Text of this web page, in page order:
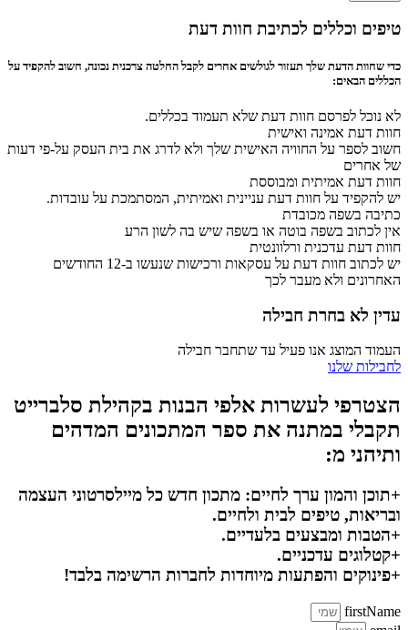
טיפים וכללים לכתיבת חוות דעת
כדי שחוות הדעת שלך תעזור לגולשים אחרים לקבל החלטה צרכנית נכונה, חשוב להקפיד על
הכללים הבאים:
לא נוכל לפרסם חוות דעת שלא תעמוד בכללים.
חוות דעת אמינה ואישית
חשוב לספר על החוויה האישית שלך ולא לדרג את בית העסק על-פי דעות
של אחרים
חוות דעת אמיתית ומבוססת
יש להקפיד על חוות דעת עניינית ואמיתית, המסתמכת על עובדות.
כתיבה בשפה מכובדת
אין לכתוב בשפה בוטה או בשפה שיש בה לשון הרע
חוות דעת עדכנית ורלוונטית
יש לכתוב חוות דעת על עסקאות ורכישות שנעשו ב-12 החודשים
האחרונים ולא מעבר לכך
עדין לא בחרת חבילה
העמוד המוצג אנו פעיל עד שתחבר חבילה
לחבילות שלנו
הצטרפי לעשרות אלפי הבנות בקהילת סלברייט
תקבלי במתנה את ספר המתכונים המדהים
ותיהני מ:
+תוכן והמון ערך לחיים: מתכון חדש כל מיילסרטוני העצמה
ובריאות, טיפים לבית ולחיים.
+הטבות ומבצעים בלעדיים.
+קטלוגים עדכניים.
+פינוקים והפתעות מיוחדות לחברות הרשימה בלבד!
firstName